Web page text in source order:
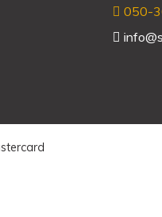
050-